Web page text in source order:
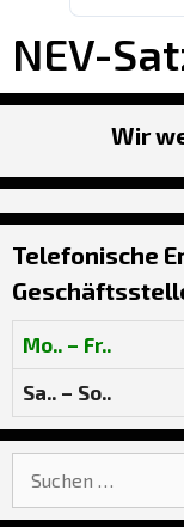
NEV-
Wir
Telefonische
Mo.. – Fr..
Sa.. – So..
nach: